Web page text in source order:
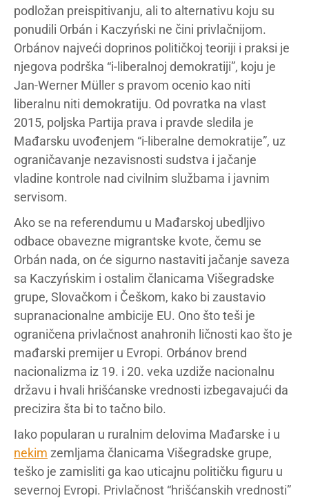
podložan preispitivanju, ali to alternativu koju su
ponudili Orbán i Kaczyński ne čini privlačnijom.
Orbánov najveći doprinos političkoj teoriji i praksi je
njegova podrška “i-liberalnoj demokratiji”, koju je
Jan-Werner Müller s pravom ocenio kao niti
liberalnu niti demokratiju. Od povratka na vlast
2015, poljska Partija prava i pravde sledila je
Mađarsku uvođenjem “i-liberalne demokratije”, uz
ograničavanje nezavisnosti sudstva i jačanje
vladine kontrole nad civilnim službama i javnim
servisom.
Ako se na referendumu u Mađarskoj ubedljivo
odbace obavezne migrantske kvote, čemu se
Orbán nada, on će sigurno nastaviti jačanje saveza
sa Kaczyńskim i ostalim članicama Višegradske
grupe, Slovačkom i Češkom, kako bi zaustavio
supranacionalne ambicije EU. Ono što teši je
ograničena privlačnost anahronih ličnosti kao što je
mađarski premijer u Evropi. Orbánov brend
nacionalizma iz 19. i 20. veka uzdiže nacionalnu
državu i hvali hrišćanske vrednosti izbegavajući da
precizira šta bi to tačno bilo.
Iako popularan u ruralnim delovima Mađarske i u
nekim zemljama članicama Višegradske grupe,
teško je zamisliti ga kao uticajnu političku figuru u
severnoj Evropi. Privlačnost “hrišćanskih vrednosti”